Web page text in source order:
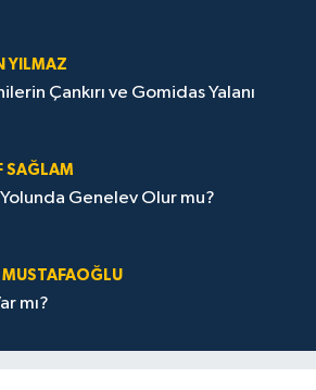
YILMAZ
Çankırı ve Gomidas Yalanı
SAĞLAM
Genelev Olur mu?
MUSTAFAOĞLU
mı?